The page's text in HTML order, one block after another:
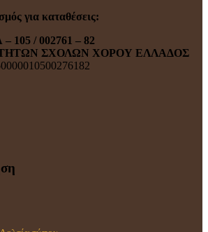
για καταθέσεις:
– 105 / 002761 – 82
ΣΧΟΛΩΝ ΧΟΡΟΥ ΕΛΛΑΔΟΣ